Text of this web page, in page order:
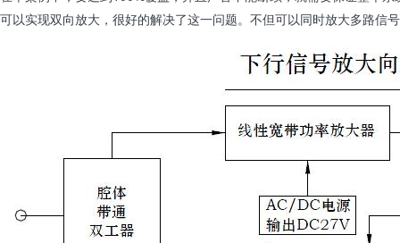
可以实现双向放大，很好的解决了这一问题。不但可以同时放大多路信